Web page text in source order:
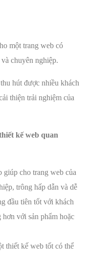
một trang web có
chuyên nghiệp.
hút được nhiều khách
thiện trải nghiệm của
kế web quan
giúp cho trang web của
trông hấp dẫn và dễ
đầu tiên tốt với khách
với sản phẩm hoặc
thiết kế web tốt có thể